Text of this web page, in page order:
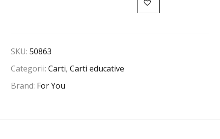
SKU:50863
Categorii:Carti,Carti educative
Brand: For You